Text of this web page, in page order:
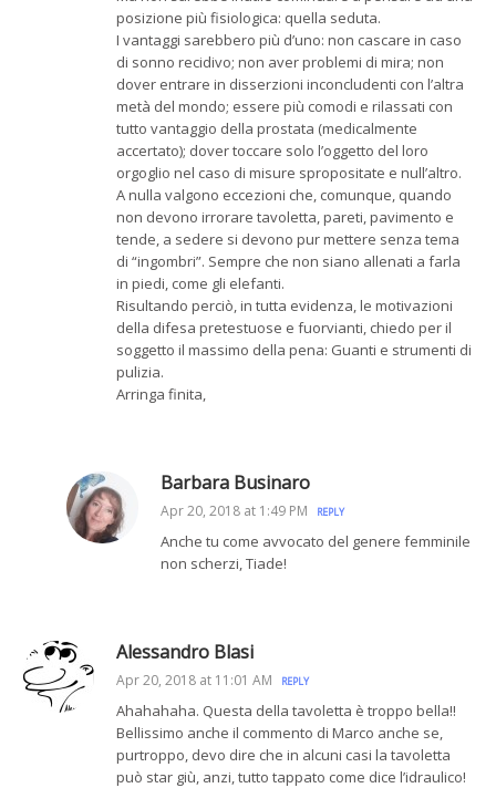
posizione più fisiologica: quella seduta.
I vantaggi sarebbero più d’uno: non cascare in caso
di sonno recidivo; non aver problemi di mira; non
dover entrare in disserzioni inconcludenti con l’altra
metà del mondo; essere più comodi e rilassati con
tutto vantaggio della prostata (medicalmente
accertato); dover toccare solo l’oggetto del loro
orgoglio nel caso di misure spropositate e null’altro.
A nulla valgono eccezioni che, comunque, quando
non devono irrorare tavoletta, pareti, pavimento e
tende, a sedere si devono pur mettere senza tema
di “ingombri”. Sempre che non siano allenati a farla
in piedi, come gli elefanti.
Risultando perciò, in tutta evidenza, le motivazioni
della difesa pretestuose e fuorvianti, chiedo per il
soggetto il massimo della pena: Guanti e strumenti di
pulizia.
Arringa finita,
Barbara Businaro
Apr 20, 2018 at 1:49 PM REPLY
Anche tu come avvocato del genere femminile
non scherzi, Tiade!
Alessandro Blasi
Apr 20, 2018 at 11:01 AM REPLY
Ahahahaha. Questa della tavoletta è troppo bella!!
Bellissimo anche il commento di Marco anche se,
purtroppo, devo dire che in alcuni casi la tavoletta
può star giù, anzi, tutto tappato come dice l’idraulico!